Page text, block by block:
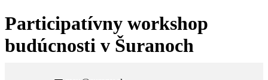
Participatívny workshop
budúcnosti v Šuranoch